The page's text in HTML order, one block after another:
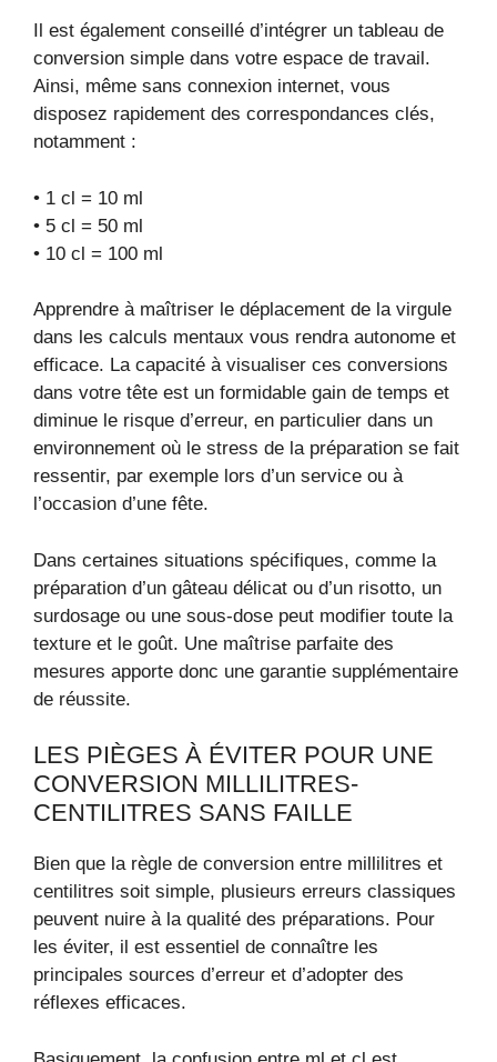
Il est également conseillé d’intégrer un tableau de
conversion simple dans votre espace de travail.
Ainsi, même sans connexion internet, vous
disposez rapidement des correspondances clés,
notamment :
• 1 cl = 10 ml
• 5 cl = 50 ml
• 10 cl = 100 ml
Apprendre à maîtriser le déplacement de la virgule
dans les calculs mentaux vous rendra autonome et
efficace. La capacité à visualiser ces conversions
dans votre tête est un formidable gain de temps et
diminue le risque d’erreur, en particulier dans un
environnement où le stress de la préparation se fait
ressentir, par exemple lors d’un service ou à
l’occasion d’une fête.
Dans certaines situations spécifiques, comme la
préparation d’un gâteau délicat ou d’un risotto, un
surdosage ou une sous-dose peut modifier toute la
texture et le goût. Une maîtrise parfaite des
mesures apporte donc une garantie supplémentaire
de réussite.
LES PIÈGES À ÉVITER POUR UNE
CONVERSION MILLILITRES-
CENTILITRES SANS FAILLE
Bien que la règle de conversion entre millilitres et
centilitres soit simple, plusieurs erreurs classiques
peuvent nuire à la qualité des préparations. Pour
les éviter, il est essentiel de connaître les
principales sources d’erreur et d’adopter des
réflexes efficaces.